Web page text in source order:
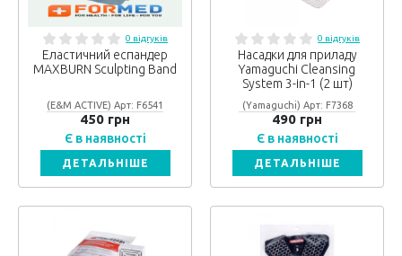
0 відгуків
Еластичний еспандер
MAXBURN Sculpting Band
(E&M ACTIVE) Арт: F6541
450 грн
Є в наявності
ДЕТАЛЬНІШЕ
0 відгуків
Насадки для приладу
Yamaguchi Cleansing
System 3-in-1 (2 шт)
(Yamaguchi) Арт: F7368
490 грн
Є в наявності
ДЕТАЛЬНІШЕ